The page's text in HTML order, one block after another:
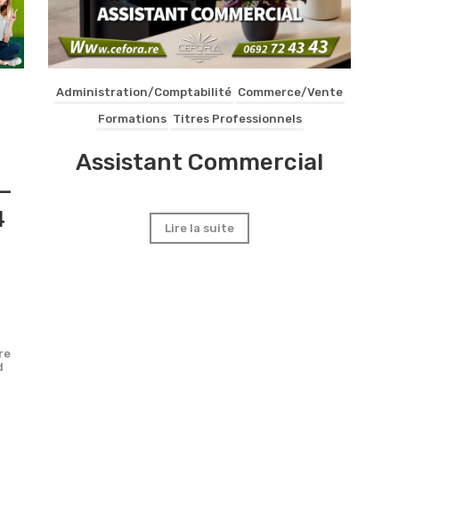
Administration/Comptabilité Commerce/Vente
Formations Titres Professionnels
Assistant Commercial
Lire la suite